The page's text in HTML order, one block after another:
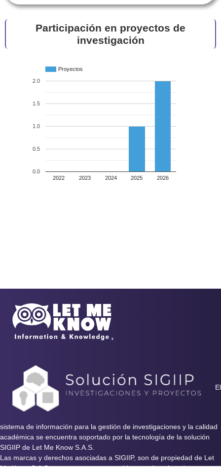
Participación en proyectos de
investigación
Proyectos
2022 2023 2024 2025 2026
0.0
0.5
1.0
1.5
2.0
El
sistema de información para la gestión de investigaciones y la calidad
académica se encuentra soportado por la tecnología de la solución
SIGIIP de Let Me Know S.A.S.
Las marcas y derechos asociadas a SIGIIP, son de propiedad de Let